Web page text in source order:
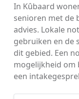
In Kûbaard
senioren met de
advies. Lokale
gebruiken en de
dit gebied. Een
mogelijkheid om
een